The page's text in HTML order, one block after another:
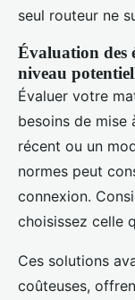
seul routeur ne
Évaluation des
niveau
Évaluer votre
besoins de mise
récent ou un
normes peut
connexion.
choisissez celle
Ces solutions
coûteuses,